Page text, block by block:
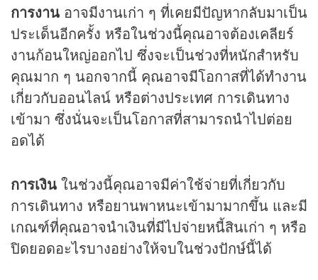
การงาน อาจมีงานเก่า ๆ ที่เคยมีปัญหากลับมาเป็น
ประเด็นอีกครั้ง หรือในช่วงนี้คุณอาจต้องเคลียร์
งานก้อนใหญ่ออกไป ซึ่งจะเป็นช่วงที่หนักสำหรับ
คุณมาก ๆ นอกจากนี้ คุณอาจมีโอกาสที่ได้ทำงาน
เกี่ยวกับออนไลน์ หรือต่างประเทศ การเดินทาง
เข้ามา ซึ่งนั่นจะเป็นโอกาสที่สามารถนำไปต่อย
อดได้
การเงิน ในช่วงนี้คุณอาจมีค่าใช้จ่ายที่เกี่ยวกับ
การเดินทาง หรือยานพาหนะเข้ามามากขึ้น และมี
เกณฑ์ที่คุณอาจนำเงินที่มีไปจ่ายหนี้สินเก่า ๆ หรือ
ปิดยอดอะไรบางอย่างให้จบในช่วงปักษ์นี้ได้